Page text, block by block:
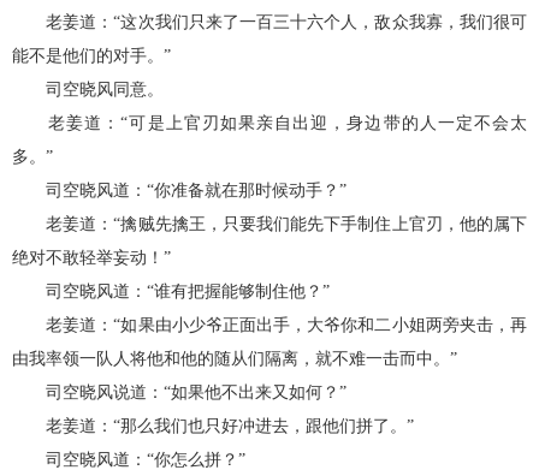
老姜道：“这次我们只来了一百三十六个人，敌众我寡，我们很可
能不是他们的对手。”
司空晓风同意。
老姜道：“可是上官刃如果亲自出迎，身边带的人一定不会太
多。”
司空晓风道：“你准备就在那时候动手？”
老姜道：“擒贼先擒王，只要我们能先下手制住上官刃，他的属下
绝对不敢轻举妄动！”
司空晓风道：“谁有把握能够制住他？”
老姜道：“如果由小少爷正面出手，大爷你和二小姐两旁夹击，再
由我率领一队人将他和他的随从们隔离，就不难一击而中。”
司空晓风说道：“如果他不出来又如何？”
老姜道：“那么我们也只好冲进去，跟他们拼了。”
司空晓风道：“你怎么拼？”